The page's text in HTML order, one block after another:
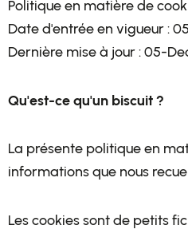
Politique en matière de
Date d'entrée en vigueur :
Dernière mise à jour : 05-
Qu'est-ce qu'un biscuit ?
La présente politique en
informations que nous
Les cookies sont de petits